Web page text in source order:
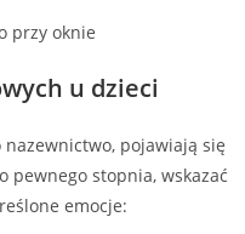
u dzieci
nazewnictwo, pojawiają się
pewnego stopnia, wskazać
emocje: